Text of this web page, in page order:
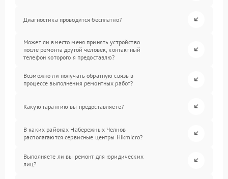
Диагностика проводится бесплатно?
Может ли вместо меня принять устройство
после ремонта другой человек, контактный
телефон которого я предоставлю?
Возможно ли получать обратную связь в
процессе выполнения ремонтных работ?
Какую гарантию вы предоставляете?
В каких районах Набережных Челнов
располагаются сервисные центры Hikmicro?
Выполняете ли вы ремонт для юридических
лиц?